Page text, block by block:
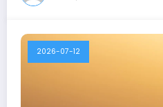
2026-07-12